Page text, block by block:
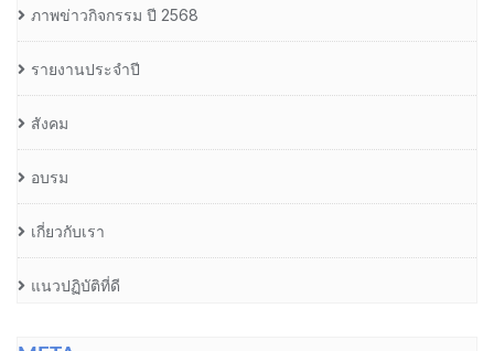
ภาพข่าวกิจกรรม ปี 2568
รายงานประจำปี
สังคม
อบรม
เกี่ยวกับเรา
แนวปฏิบัติที่ดี